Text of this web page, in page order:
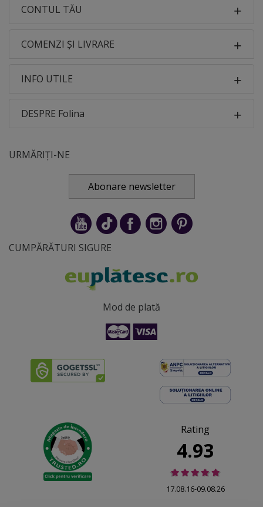
CONTUL TĂU
COMENZI ȘI LIVRARE
INFO UTILE
DESPRE Folina
URMĂRIȚI-NE
Abonare newsletter
CUMPĂRĂTURI SIGURE
Mod de plată
Rating
4.93
17.08.16-09.08.26